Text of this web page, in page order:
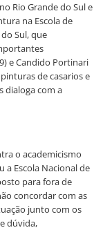
Rio Grande do Sul e
na Escola de
Sul, que
e Candido Portinari
de casarios e
dialoga com a
o academicismo
a Escola Nacional de
para fora de
concordar com as
junto com os
dúvida,